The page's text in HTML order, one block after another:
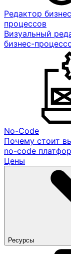
Редактор
процессов
Визуальный
бизнес-
No-Code
Почему стоит
no-code
Цены
Ресурсы